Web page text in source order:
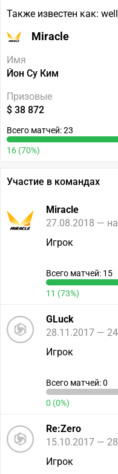
Также известен как:
Miracle
Имя
Йон Су Ким
Призовые
$ 38 872
Всего матчей: 23
16 (70%)
Участие в командах
Miracle
27.08.2018 —
Игрок
Всего матчей: 15
11 (73%)
GLuck
28.11.2017 —
Игрок
Всего матчей: 0
0 (0%)
Re:Zero
15.10.2017 —
Игрок